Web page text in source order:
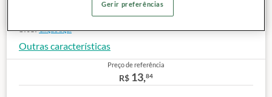
Preço de referência de custo (peso drenado):
Site:Clique aqui
Outras características
Preço de referência
R$ 13,84
Gerir preferências